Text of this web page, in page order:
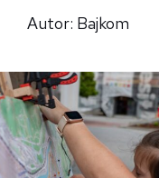
Autor: Bajkom